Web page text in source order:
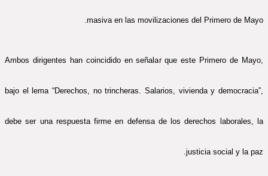
masiva en las movilizaciones del Primero de Mayo.
Ambos dirigentes han coincidido en señalar que este Primero de Mayo,
bajo el lema “Derechos, no trincheras. Salarios, vivienda y democracia”,
debe ser una respuesta firme en defensa de los derechos laborales, la
justicia social y la paz.